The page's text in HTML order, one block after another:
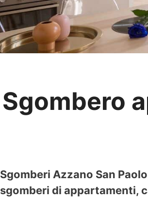
Sgombero
Sgomberi Azzano San
sgomberi di appartamenti,